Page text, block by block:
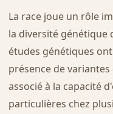
La race joue un rôle
la diversité génétique
études génétiques
présence de
associé à la capacité
particulières chez